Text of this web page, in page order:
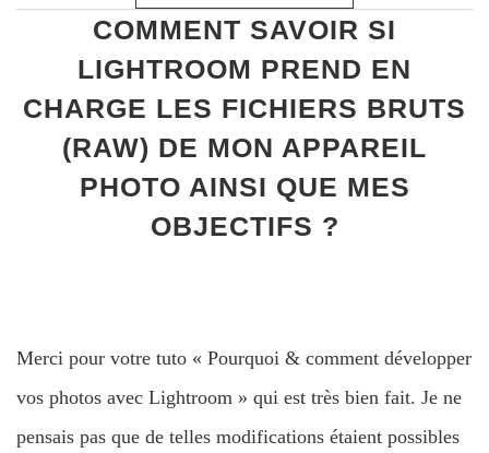
COMMENT SAVOIR SI
LIGHTROOM PREND EN
CHARGE LES FICHIERS BRUTS
(RAW) DE MON APPAREIL
PHOTO AINSI QUE MES
OBJECTIFS ?
Merci pour votre tuto « Pourquoi & comment développer
vos photos avec Lightroom » qui est très bien fait. Je ne
pensais pas que de telles modifications étaient possibles